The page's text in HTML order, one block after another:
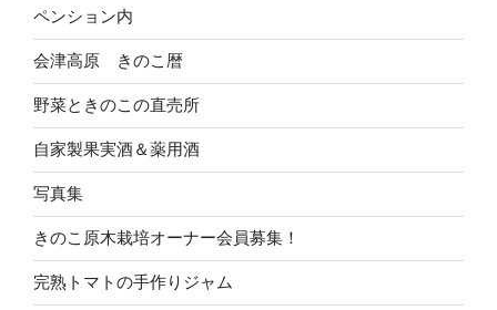
ペンション内
会津高原 きのこ暦
野菜ときのこの直売所
自家製果実酒＆薬用酒
写真集
きのこ原木栽培オーナー会員募集！
完熟トマトの手作りジャム